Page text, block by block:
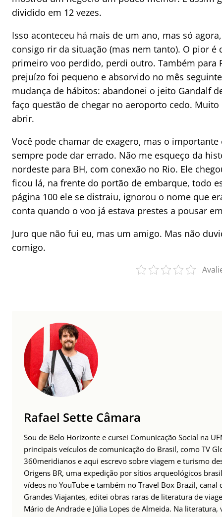
dividido em 12 vezes.
Isso aconteceu há mais de um ano, mas só
consigo rir da situação (mas nem tanto). O pior
primeiro voo perdido, perdi outro. Também para
prejuízo foi pequeno e absorvido no mês
mudança de hábitos: abandonei o jeito Gandalf
faço questão de chegar no aeroporto cedo.
abrir.
Você pode chamar de exagero, mas o
sempre pode dar errado. Não me esqueço da
nordeste para BH, com conexão no Rio. Ele
ficou lá, na frente do portão de embarque, todo
página 100 ele se distraiu, ignorou o nome que
conta quando o voo já estava prestes a pousar
Juro que não fui eu, mas um amigo. Mas não
comigo.
Rafael Sette Câmara
Sou de Belo Horizonte e cursei Comunicação Social na
principais veículos de comunicação do Brasil, como TV
360meridianos e aqui escrevo sobre viagem e turismo
Origens BR, uma expedição por sítios arqueológicos
vídeos no YouTube e também no Travel Box Brazil,
Grandes Viajantes, editei obras raras de literatura de
Mário de Andrade e Júlia Lopes de Almeida. Na